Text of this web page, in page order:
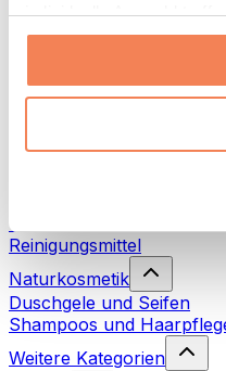
individuelle Auswahl
erlauben“ klicken.
Weitere Informationen
Yoga & Pilates
Wandern
Rotlichttherapie
Waschmittel
Reinigungsmittel
Naturkosmetik
Duschgele und Seifen
Shampoos und
Weitere Kategorien